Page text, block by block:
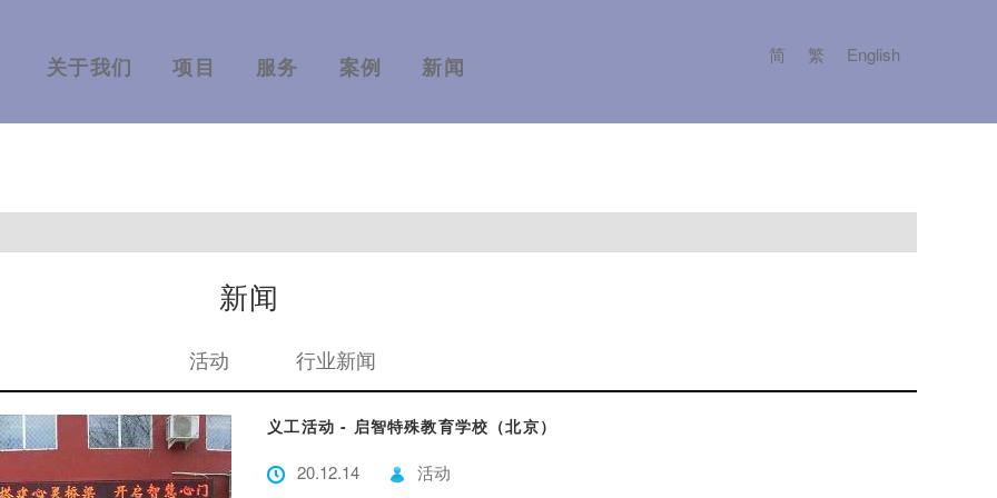
English
繁
简
关于我们 项目 服务 案例 新闻
新闻
活动 行业新闻
义工活动 - 启智特殊教育学校（北京）
20.12.14 活动